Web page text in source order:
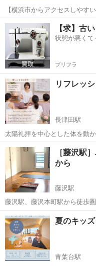
【横浜市からアクセスしやす
「Reformer逗子院」です】 「運動不足で体がなまっている…」 「最
近、姿勢が悪くなった気がす
ない…もしかして体の...
神奈川 横浜市 ヨガ
【求】古
状態が悪くて
プリフラ
リフレッシ
長津田駅
太陽礼拝を中心とした体を動かすヨガに
行いやすいヨガです。 呼吸法からやっていくので、心が整い、自分自
身とゆっくり向き合う事ができます。 日常の疲れから
ましょう。 ヨガ...
神奈川 横浜市 長津田駅
［藤沢駅
から
藤沢駅
藤沢駅、藤沢本町駅から徒歩
です。 アナナスでは、グループレッスンに加え、パーソナルレッスン
もご用意しています。 ヨガ・
手、じっくりと教わりたいな...
神奈川 藤沢市 藤沢駅
夏のキッ
青葉台駅